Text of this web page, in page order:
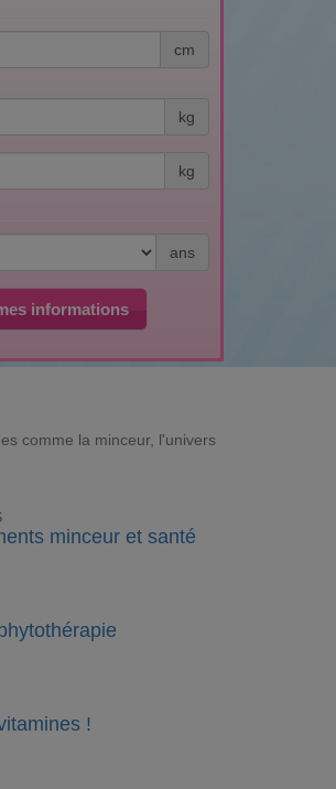
cm
kg
kg
ans
informations
comme la minceur, l'univers
minceur et santé
!